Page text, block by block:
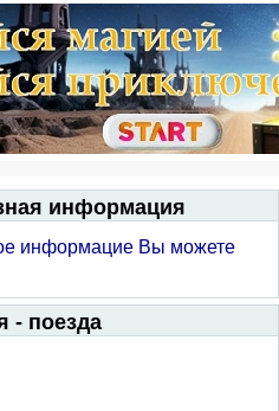
информация
информацие Вы можете
- поезда